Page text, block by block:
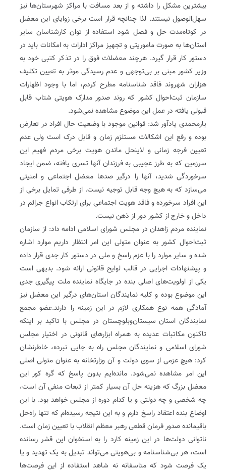
بیشترین مشکل را داشته و از بعد مسافت با مراکز شهرستان‌ها نیز
سهل‌الوصول نیستند. لذا چنانچه قرار است برخی زوایای این معضل
در کوتاه‌مدت حل و فصل شود استفاده از توان کارشناسان سایر
استان‌ها به صورت ماموریتی و تجهیز مراکز ادارات به امکانات باید در
دستور کار قرار گیرد. هرچند معضلات فوق را در تذکر کتبی خود به
وزیر کشور مبنی بر بی‌توجهی و عدم رسیدگی موثر به تعیین تکلیف
هزاران شهروند فاقد شناسنامه مطرح کردم، اما با وجود اظهارات
سازمان ثبت‌احوال کشور که روند صدور مدارک هویتی شتاب قابل
قبولی یافته در عمل این موضوع مشاهده نمی‌شود.
یارمحمدی یادآور شد: قوانین موجود با وضعیت حال افراد در تعارض
بوده و رفع این اشکالات مستلزم زمان و قابل درک است ولی عدم
تعیین فرجه زمانی و لاینحل ماندن هویت برخی مردم فهیم این
سرزمین که به طرز عجیبی به فرزندان آنها تسری یافته، ضمن ایجاد
سرخوردگی شدید، آنها را درگیر صدها معضل اجتماعی و امنیتی
می‌سازد که به هیچ وجه قابل توجیه نیست. از طرفی تمایل برخی از
این افراد سرخورده و فاقد هویت اجتماعی برای ارتکاب انواع جرائم در
داخل و خارج از کشور دور از ذهن نیست.
نماینده مردم زاهدان در مجلس شورای اسلامی ادامه داد: از سازمان
ثبت‌احوال کشور به عنوان متولی این امر انتظار داریم موارد اشاره
شده و سایر موارد را با عزم راسخ و ملی در دستور کار جدی قرار داده
و پیشنهادات اجرایی در قالب لوایح قانونی ارائه شود. بدیهی است
یکی از اولویت‌های اصلی بنده در جایگاه نماینده ملت پیگیری جدی
این موضوع بوده و کلیه نمایندگان استان‌های درگیر این معضل نیز
آمادگی همه نوع همکاری لازم در این زمینه را دارند.عضو مجمع
نمایندگان استان سیستان‌وبلوچستان در مجلس با تاکید بر اینکه
تاکنون مکاتبات عدیده به همراه ابزارهای قانونی در اختیار مجلس
شورای اسلامی و نمایندگان مجلس راه به جایی نبرده، خاطرنشان
کرد: هیچ عزمی از سوی دولت و آن وزارتخانه به عنوان متولی اصلی
این امر مشاهده نمی‌شود. مانده‌ایم بدون پاسخ که گره کور این
معضل بزرگ که هزینه حل آن بسیار کمتر از تبعات منفی آن است،
چه شخصی و چه دولتی و یا کدام دوره از مجلس خواهد بود. با این
اوضاع بنده اعتقاد راسخ دارم و به این نتیجه رسیده‌ام که تنها راه‌حل
باقیمانده صدور فرمان قطعی رهبر معظم انقلاب با تعیین زمان است.
ناتوانی دولت‌ها در این زمینه کارد را به استخوان این قشر رسانده
است، هر بی‌شناسنامه و بی‌هویتی می‌تواند تبدیل به یک تهدید و یا
یک فرصت شود که متاسفانه نه شاهد استفاده از این فرصت‌ها